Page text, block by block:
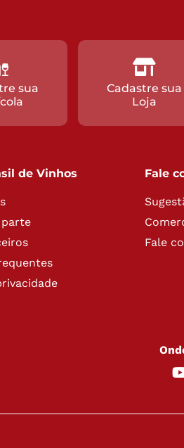
sua
Cadastre sua
Loja
de Vinhos Fale
Fale